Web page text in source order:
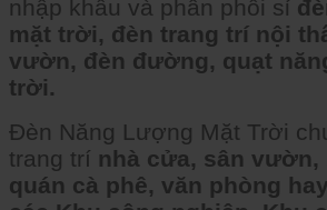
nhập khẩu và phân phối sỉ
mặt trời, đèn trang trí nội
vườn, đèn đường, quạt
trời.
Đèn Năng Lượng Mặt Trời
trang trí nhà cửa, sân vườn,
quán cà phê, văn phòng